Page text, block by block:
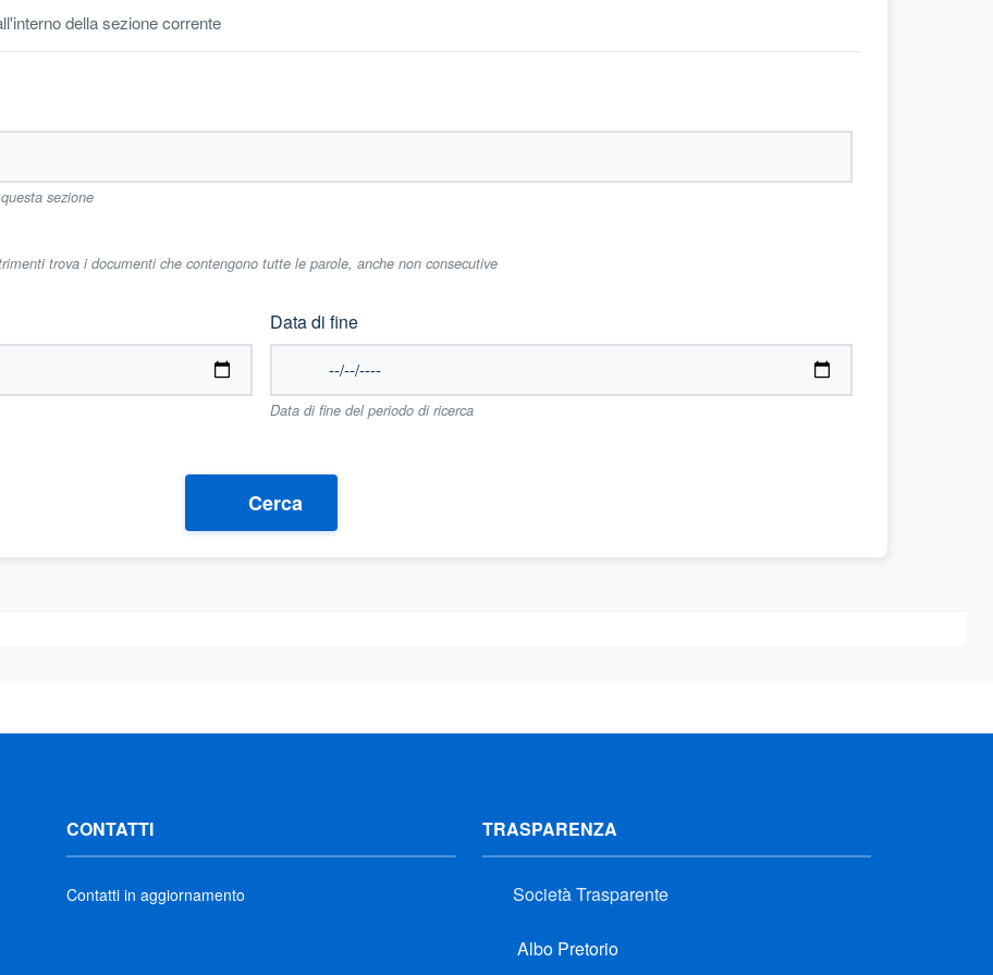
della sezione corrente
sezione
trova i documenti che contengono tutte le parole, anche non consecutive
Data di fine
Data di fine del periodo di ricerca
Cerca
CONTATTI
Contatti in aggiornamento
TRASPARENZA
Società Trasparente
Albo Pretorio